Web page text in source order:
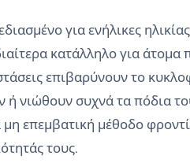
για ενήλικες
κατάλληλο για
επιβαρύνουν το
νιώθουν συχνά τα πόδια
επεμβατική μέθοδο
τους.